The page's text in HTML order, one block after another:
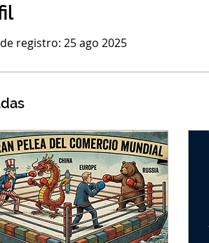
registro: 25 ago 2025